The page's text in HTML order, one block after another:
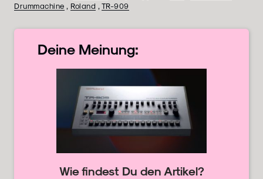
Drummachine , Roland , TR-909
Deine Meinung:
Wie findest Du den Artikel?